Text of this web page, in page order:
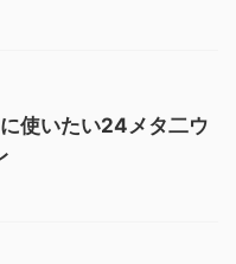
使いたい24メタ二ウ